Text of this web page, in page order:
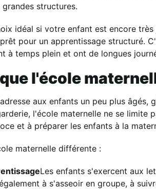
structures.
idéal si votre enfant est encore
pour un apprentissage structuré.
à temps plein et ont de longues
l'école
aux enfants un peu plus âgés,
l'école maternelle ne se limite
et à préparer les enfants à la
maternelle différente :
Les enfants s'exercent aux
à s'asseoir en groupe, à